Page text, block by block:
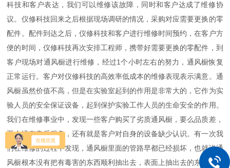
科技和客户表达，我们可以维修该故障，同时和客户达成了维修协
议。仪修科技回来之后根据现场调研的情况，采购对应需要更换的零
配件。配件到达之后，仪修科技和客户进行维修时间预约，在客户方
便的时间，仪修科技再次安排工程师，携带好需要更换的零配件，到
客户现场对通风橱进行维修，经过1个小时左右的努力，通风橱恢复
正常运行。客户对仪修科技的高效率低成本的维修表现表示满意。通
风橱虽然价值不高，但是在实验室起到的作用是非常大的，它作为实
验人员的安全保证设备，起到保护实验工作人员的生命安全的作用。
我们在维修事业中，发现一些客户购买了劣质通风橱，要么品质差，
要么没有售后服务，还有就是客户对自身的设备缺少认识。有一次我
们在维修的过程中发现，通风橱里面的管路早都已经损坏，也就说通
风橱根本没有把有毒害的东西顺利抽出去，表面上抽出去的东西，实